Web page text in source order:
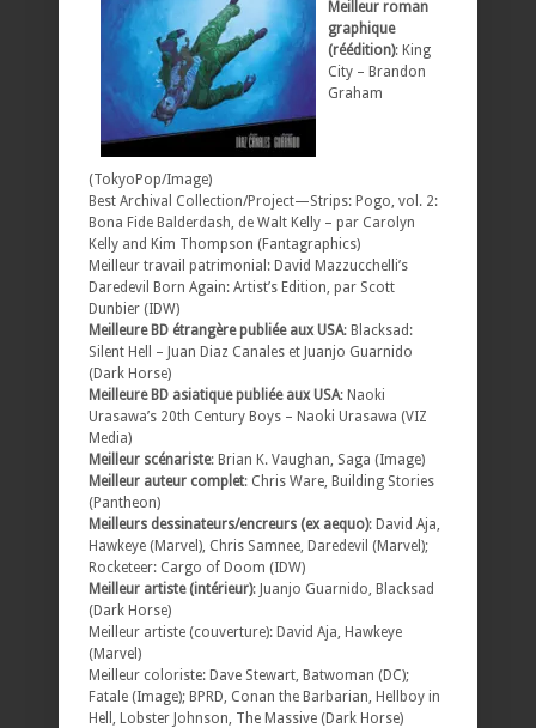
Meilleur roman
graphique
(réédition): King
City – Brandon
Graham
(TokyoPop/Image)
Best Archival Collection/Project—Strips: Pogo, vol. 2:
Bona Fide Balderdash, de Walt Kelly – par Carolyn
Kelly and Kim Thompson (Fantagraphics)
Meilleur travail patrimonial: David Mazzucchelli’s
Daredevil Born Again: Artist’s Edition, par Scott
Dunbier (IDW)
Meilleure BD étrangère publiée aux USA: Blacksad:
Silent Hell – Juan Diaz Canales et Juanjo Guarnido
(Dark Horse)
Meilleure BD asiatique publiée aux USA: Naoki
Urasawa’s 20th Century Boys – Naoki Urasawa (VIZ
Media)
Meilleur scénariste: Brian K. Vaughan, Saga (Image)
Meilleur auteur complet: Chris Ware, Building Stories
(Pantheon)
Meilleurs dessinateurs/encreurs (ex aequo): David Aja,
Hawkeye (Marvel), Chris Samnee, Daredevil (Marvel);
Rocketeer: Cargo of Doom (IDW)
Meilleur artiste (intérieur): Juanjo Guarnido, Blacksad
(Dark Horse)
Meilleur artiste (couverture): David Aja, Hawkeye
(Marvel)
Meilleur coloriste: Dave Stewart, Batwoman (DC);
Fatale (Image); BPRD, Conan the Barbarian, Hellboy in
Hell, Lobster Johnson, The Massive (Dark Horse)